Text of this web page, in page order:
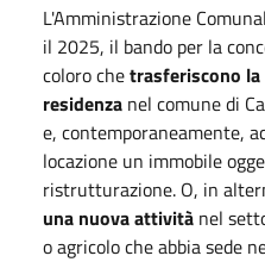
L'Amministrazione
il 2025, il bando per la
coloro chetrasferiscono
residenza nel comune di
e, contemporaneamente,
locazione un immobile
ristrutturazione. O, in
una nuova attività nel
o agricolo che abbia sede